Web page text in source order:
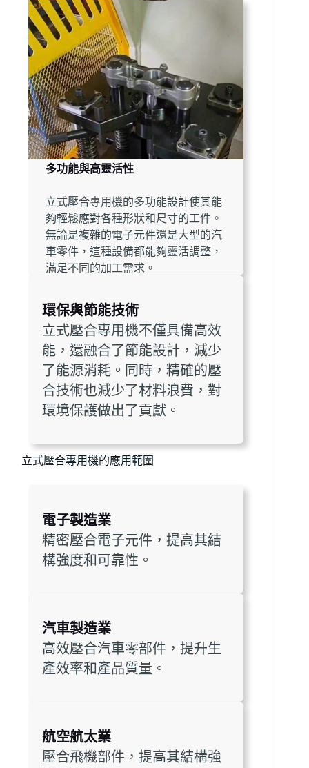
多功能與高靈活性
立式壓合專用機的多功能設計使其能
夠輕鬆應對各種形狀和尺寸的工件。
無論是複雜的電子元件還是大型的汽
車零件，這種設備都能夠靈活調整，
滿足不同的加工需求。
環保與節能技術
立式壓合專用機不僅具備高效
能，還融合了節能設計，減少
了能源消耗。同時，精確的壓
合技術也減少了材料浪費，對
環境保護做出了貢獻。
立式壓合專用機的應用範圍
電子製造業
精密壓合電子元件，提高其結
構強度和可靠性。
汽車製造業
高效壓合汽車零部件，提升生
產效率和產品質量。
航空航太業
壓合飛機部件，提高其結構強